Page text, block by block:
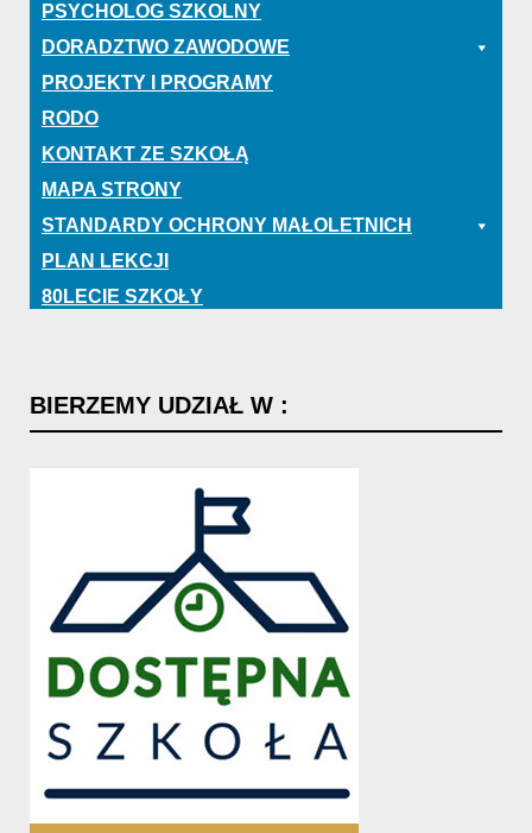
PSYCHOLOG SZKOLNY
DORADZTWO ZAWODOWE
PROJEKTY I PROGRAMY
RODO
KONTAKT ZE SZKOŁĄ
MAPA STRONY
STANDARDY OCHRONY MAŁOLETNICH
PLAN LEKCJI
80LECIE SZKOŁY
BIERZEMY UDZIAŁ W :